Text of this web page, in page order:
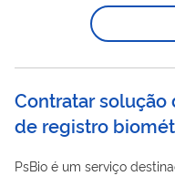
localidade, deverá
ou solicitar à ANAC
Contratar
de registro
PsBio é um serviço